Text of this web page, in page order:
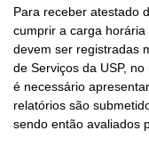
Para receber atestado
cumprir a carga
devem ser registradas
de Serviços da USP,
é necessário
relatórios são
sendo então avaliados